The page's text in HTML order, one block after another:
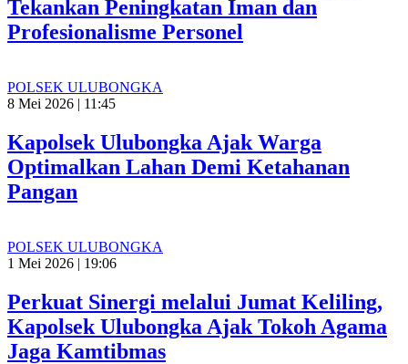
Tekankan Peningkatan Iman dan
Profesionalisme Personel
POLSEK ULUBONGKA
8 Mei 2026 | 11:45
Kapolsek Ulubongka Ajak Warga
Optimalkan Lahan Demi Ketahanan
Pangan
POLSEK ULUBONGKA
1 Mei 2026 | 19:06
Perkuat Sinergi melalui Jumat Keliling,
Kapolsek Ulubongka Ajak Tokoh Agama
Jaga Kamtibmas